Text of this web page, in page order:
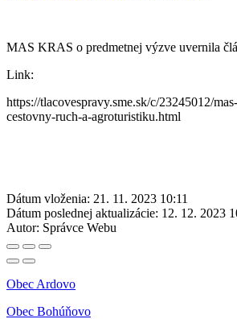
MAS KRAS o predmetnej výzve uvernila
Link:
https://tlacovespravy.sme.sk/c/23245012/
cestovny-ruch-a-agroturistiku.html
Dátum vloženia: 21. 11. 2023 10:11
Dátum poslednej aktualizácie: 12. 12. 2023
Autor: Správce Webu
Obec Ardovo
Obec Bohúňovo